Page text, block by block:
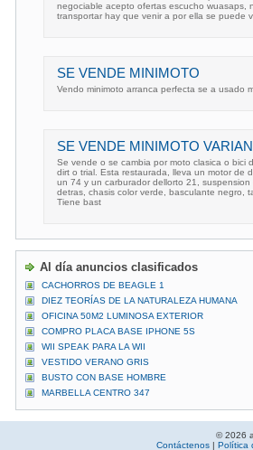
negociable acepto ofertas escucho wuasaps,
transportar hay que venir a por ella se puede
SE VENDE MINIMOTO
Vendo minimoto arranca perfecta se a usado
SE VENDE MINIMOTO
Se vende o se cambia por moto clasica o bici
dirt o trial. Esta restaurada, lleva un motor de
un 74 y un carburador dellorto 21, suspension
detras, chasis color verde, basculante negro,
Tiene bast
Al día anuncios clasificados
CACHORROS DE BEAGLE 1
DIEZ TEORÍAS DE LA NATURALEZA HUMANA
OFICINA 50M2 LUMINOSA EXTERIOR
COMPRO PLACA BASE IPHONE 5S
WII SPEAK PARA LA WII
VESTIDO VERANO GRIS
BUSTO CON BASE HOMBRE
MARBELLA CENTRO 347
© 2026
Contáctenos | Política